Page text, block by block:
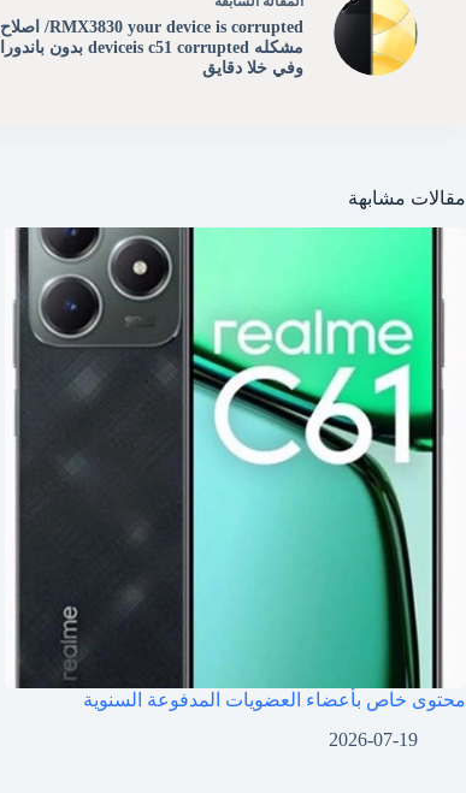
RMX3830 your device is corrupted/ اصلاح
مشكله deviceis c51 corrupted بدون باندورا
وفي خلا دقايق
مقالات مشابهة
محتوى خاص بأعضاء العضويات المدفوعة السنوية
2026-07-19